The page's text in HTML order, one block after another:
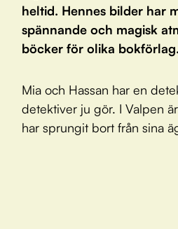
heltid. Hennes bilder har
spännande och magisk
böcker för olika bokförlag.
Mia och Hassan har en
detektiver ju gör. I Valpen
har sprungit bort från sina